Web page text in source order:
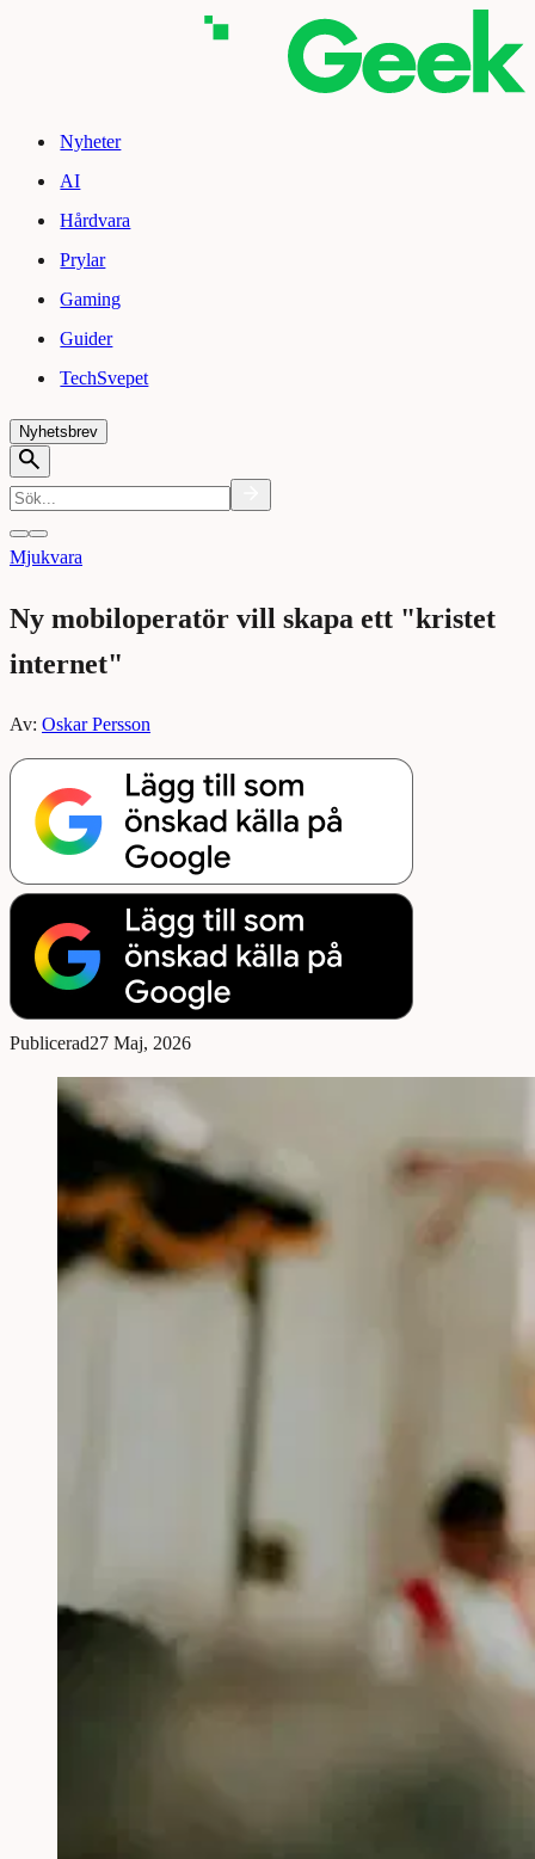
Nyheter
AI
Hårdvara
Prylar
Gaming
Guider
TechSvepet
Nyhetsbrev
Mjukvara
Ny mobiloperatör vill skapa ett "kristet
internet"
Av: Oskar Persson
Publicerad27 Maj, 2026